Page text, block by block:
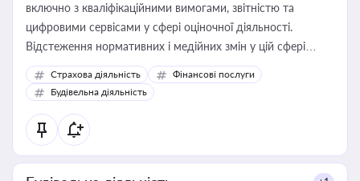
включно з кваліфікаційними вимогами, звітністю та
цифровими сервісами у сфері оціночної діяльності.
Відстеження нормативних і медійних змін у цій сфері
корисне для власника бізнесу, керівника, юриста або
бухгалтера під час оподаткування, приватизації, оренди
державного майна, корпоративних угод і перевірки
статусу суб'єктів оціночної діяльності
Страхова діяльність
Фінансові послуги
Будівельна діяльність